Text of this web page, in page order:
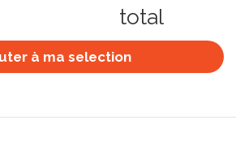
total
à ma selection